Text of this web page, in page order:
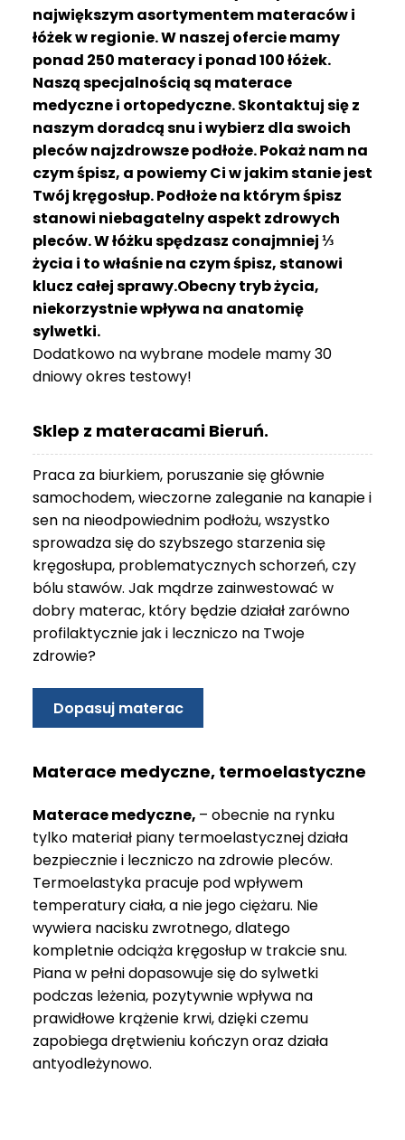
największym asortymentem materaców i
łóżek w regionie. W naszej ofercie mamy
ponad 250 materacy i ponad 100 łóżek.
Naszą specjalnością są materace
medyczne i ortopedyczne. Skontaktuj się z
naszym doradcą snu i wybierz dla swoich
pleców najzdrowsze podłoże. Pokaż nam na
czym śpisz, a powiemy Ci w jakim stanie jest
Twój kręgosłup. Podłoże na którym śpisz
stanowi niebagatelny aspekt zdrowych
pleców. W łóżku spędzasz conajmniej ⅓
życia i to właśnie na czym śpisz, stanowi
klucz całej sprawy.Obecny tryb życia,
niekorzystnie wpływa na anatomię
sylwetki.
Dodatkowo na wybrane modele mamy 30
dniowy okres testowy!
Sklep z materacami Bieruń.
Praca za biurkiem, poruszanie się głównie
samochodem, wieczorne zaleganie na kanapie i
sen na nieodpowiednim podłożu, wszystko
sprowadza się do szybszego starzenia się
kręgosłupa, problematycznych schorzeń, czy
bólu stawów. Jak mądrze zainwestować w
dobry materac, który będzie działał zarówno
profilaktycznie jak i leczniczo na Twoje
zdrowie?
Dopasuj materac
Materace medyczne, termoelastyczne
Materace medyczne, – obecnie na rynku
tylko materiał piany termoelastycznej działa
bezpiecznie i leczniczo na zdrowie pleców.
Termoelastyka pracuje pod wpływem
temperatury ciała, a nie jego ciężaru. Nie
wywiera nacisku zwrotnego, dlatego
kompletnie odciąża kręgosłup w trakcie snu.
Piana w pełni dopasowuje się do sylwetki
podczas leżenia, pozytywnie wpływa na
prawidłowe krążenie krwi, dzięki czemu
zapobiega drętwieniu kończyn oraz działa
antyodleżynowo.